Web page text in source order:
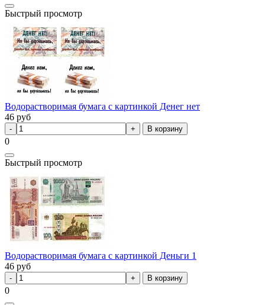
Быстрый просмотр
Водорастворимая бумага с картинкой Денег нет
46 руб
В корзину
0
Быстрый просмотр
Водорастворимая бумага с картинкой Деньги 1
46 руб
В корзину
0